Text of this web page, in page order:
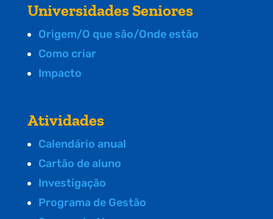
Universidades Seniores
Origem/O que são/Onde estão
Como criar
Impacto
Atividades
Calendário anual
Cartão de aluno
Investigação
Programa de Gestão